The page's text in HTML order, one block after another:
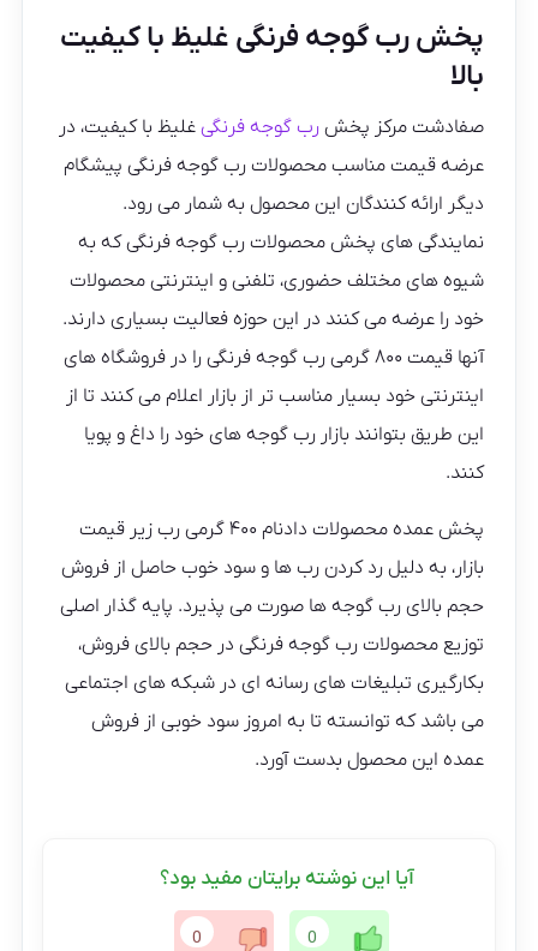
پخش رب گوجه فرنگی غلیظ با کیفیت
بالا
صفادشت مرکز پخش رب گوجه فرنگی غلیظ با کیفیت، در
عرضه قیمت مناسب محصولات رب گوجه فرنگی پیشگام
دیگر ارائه کنندگان این محصول به شمار می رود.
نمایندگی های پخش محصولات رب گوجه فرنگی که به
شیوه های مختلف حضوری، تلفنی و اینترنتی محصولات
خود را عرضه می کنند در این حوزه فعالیت بسیاری دارند.
آنها قیمت ۸۰۰ گرمی رب گوجه فرنگی را در فروشگاه های
اینترنتی خود بسیار مناسب تر از بازار اعلام می کنند تا از
این طریق بتوانند بازار رب گوجه های خود را داغ و پویا
کنند.
پخش عمده محصولات دادنام ۴۰۰ گرمی رب زیر قیمت
بازار، به دلیل رد کردن رب ها و سود خوب حاصل از فروش
حجم بالای رب گوجه ها صورت می پذیرد. پایه گذار اصلی
توزیع محصولات رب گوجه فرنگی در حجم بالای فروش،
بکارگیری تبلیغات های رسانه ای در شبکه های اجتماعی
می باشد که توانسته تا به امروز سود خوبی از فروش
عمده این محصول بدست آورد.
آیا این نوشته برایتان مفید بود؟
0
0